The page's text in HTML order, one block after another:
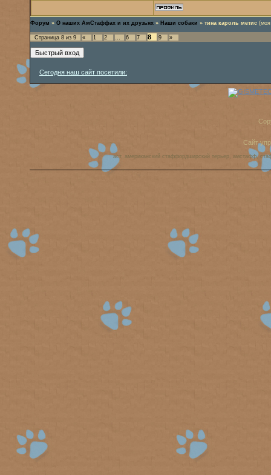
Форум » О наших АмСтаффах и их друзьях » Наши собаки » тина кароль метис
Страница 8 из 9 « 1 2 … 6 7 8 9 »
Сегодня наш сайт посетили:
Сайт
аст, американский стаффордширский терьер, амстафф,